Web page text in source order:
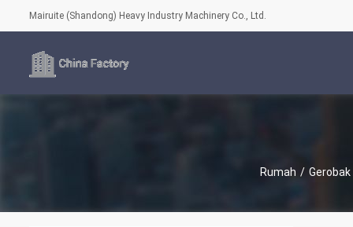
Mairuite (Shandong) Heavy Industry Machinery Co., Ltd.
Rumah /